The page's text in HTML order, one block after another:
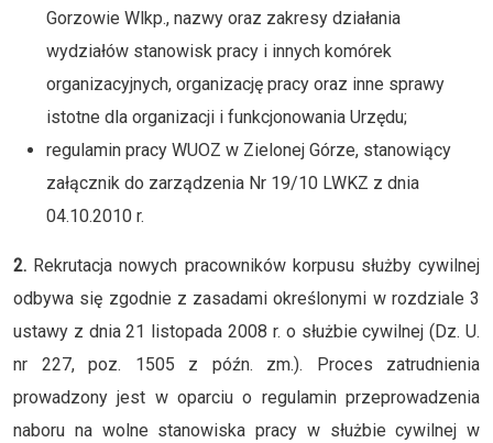
Gorzowie Wlkp., nazwy oraz zakresy działania
wydziałów stanowisk pracy i innych komórek
organizacyjnych, organizację pracy oraz inne sprawy
istotne dla organizacji i funkcjonowania Urzędu;
regulamin pracy WUOZ w Zielonej Górze, stanowiący
załącznik do zarządzenia Nr 19/10 LWKZ z dnia
04.10.2010 r.
2. Rekrutacja nowych pracowników korpusu służby cywilnej
odbywa się zgodnie z zasadami określonymi w rozdziale 3
ustawy z dnia 21 listopada 2008 r. o służbie cywilnej (Dz. U.
nr 227, poz. 1505 z późn. zm.). Proces zatrudnienia
prowadzony jest w oparciu o regulamin przeprowadzenia
naboru na wolne stanowiska pracy w służbie cywilnej w